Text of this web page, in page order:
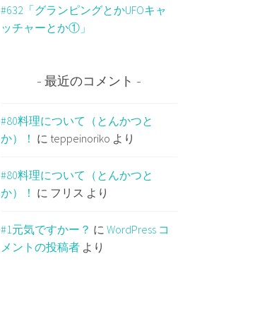
#632「グランピングとかUFOキャ
ッチャーとか①」
最近のコメント
#80料理について（とんかつと
か）！ に teppeinoriko より
#80料理について（とんかつと
か）！ に フリス より
#1元気ですかー？ に WordPress コ
メントの投稿者 より